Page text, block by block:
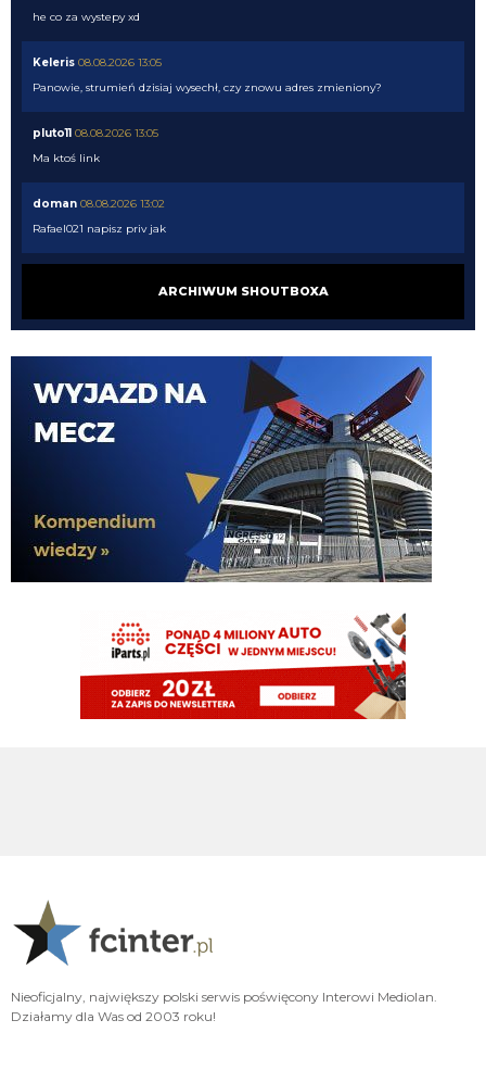
he co za wystepy xd
Keleris 08.08.2026 13:05
Panowie, strumień dzisiaj wysechł, czy znowu adres zmieniony?
pluto11 08.08.2026 13:05
Ma ktoś link
doman 08.08.2026 13:02
Rafael021 napisz priv jak
Ale jest opcja mieć wszystkie kanały i całe VOD z platform za 40zl miesiąc 😉
pluto11
Taki Cancelo na pewno dał by jakiś poziom i pewność tego wahadła
kto to
Orzeu 08.08.2026 10:18
kto to kotanio
Nerazzurro90 08.08.2026 04:12
Jak chcecie wszystkie kanały świata to wystarczy napisać do niejakiego
kotanio. Chłop posiada kradziona telewizję i może wam to za free załatwić.
07.08.2026 23:09
G3nesis
07.08.2026 20:47
Bierzmy go, nic lepszego nie znajdziemy
G3nesis
07.08.2026 20:47
Nie chcą go ponownie wypożyczyć, tylko sprzedaż definitywna wchodzi w
ARCHIWUM SHOUTBOXA
Nieoficjalny, największy polski serwis poświęcony Interowi Mediolan.
Działamy dla Was od 2003 roku!